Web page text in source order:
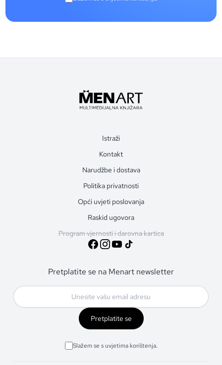
Istraži
Kontakt
Narudžbe i dostava
Politika privatnosti
Opći uvjeti poslovanja
Raskid ugovora
Program vjernosti i darovna kartica
Pretplatite se na Menart newsletter
Pretplatite se
Slažem se s uvjetima korištenja.